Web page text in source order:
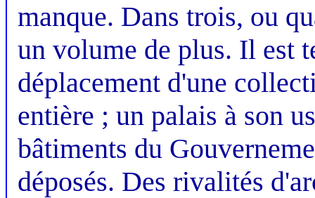
manque. Dans trois, ou
un volume de plus. Il est
déplacement d'une
entière ; un palais à son
bâtiments du
déposés. Des rivalités